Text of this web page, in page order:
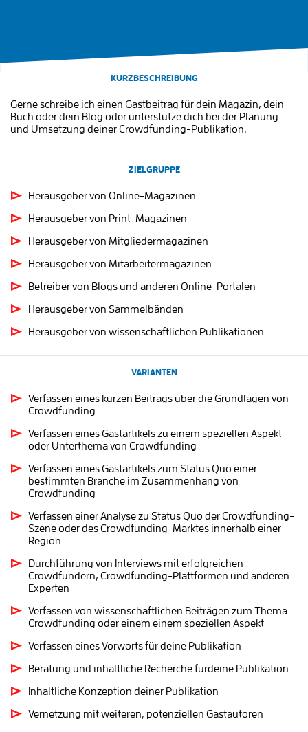
KURZBESCHREIBUNG
Gerne schreibe ich einen Gastbeitrag für dein Magazin, dein
Buch oder dein Blog oder unterstütze dich bei der Planung
und Umsetzung deiner Crowdfunding-Publikation.
ZIELGRUPPE
Herausgeber von Online-Magazinen
Herausgeber von Print-Magazinen
Herausgeber von Mitgliedermagazinen
Herausgeber von Mitarbeitermagazinen
Betreiber von Blogs und anderen Online-Portalen
Herausgeber von Sammelbänden
Herausgeber von wissenschaftlichen Publikationen
VARIANTEN
Verfassen eines kurzen Beitrags über die Grundlagen von
Crowdfunding
Verfassen eines Gastartikels zu einem speziellen Aspekt
oder Unterthema von Crowdfunding
Verfassen eines Gastartikels zum Status Quo einer
bestimmten Branche im Zusammenhang von
Crowdfunding
Verfassen einer Analyse zu Status Quo der Crowdfunding-
Szene oder des Crowdfunding-Marktes innerhalb einer
Region
Durchführung von Interviews mit erfolgreichen
Crowdfundern, Crowdfunding-Plattformen und anderen
Experten
Verfassen von wissenschaftlichen Beiträgen zum Thema
Crowdfunding oder einem einem speziellen Aspekt
Verfassen eines Vorworts für deine Publikation
Beratung und inhaltliche Recherche fürdeine Publikation
Inhaltliche Konzeption deiner Publikation
Vernetzung mit weiteren, potenziellen Gastautoren